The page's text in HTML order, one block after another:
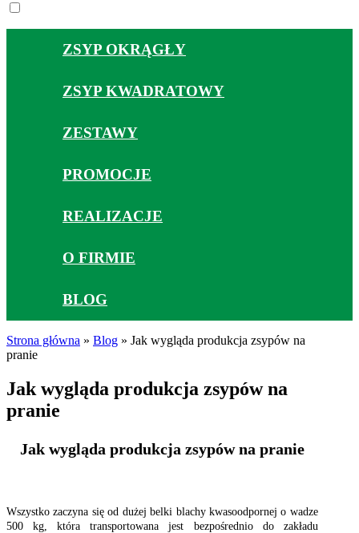
ZSYP OKRĄGŁY
ZSYP KWADRATOWY
ZESTAWY
PROMOCJE
REALIZACJE
O FIRMIE
BLOG
Strona główna » Blog » Jak wygląda produkcja zsypów na
pranie
Jak wygląda produkcja zsypów na
pranie
Jak wygląda produkcja zsypów na pranie
Wszystko zaczyna się od dużej belki blachy kwasoodpornej o wadze
500 kg, która transportowana jest bezpośrednio do zakładu